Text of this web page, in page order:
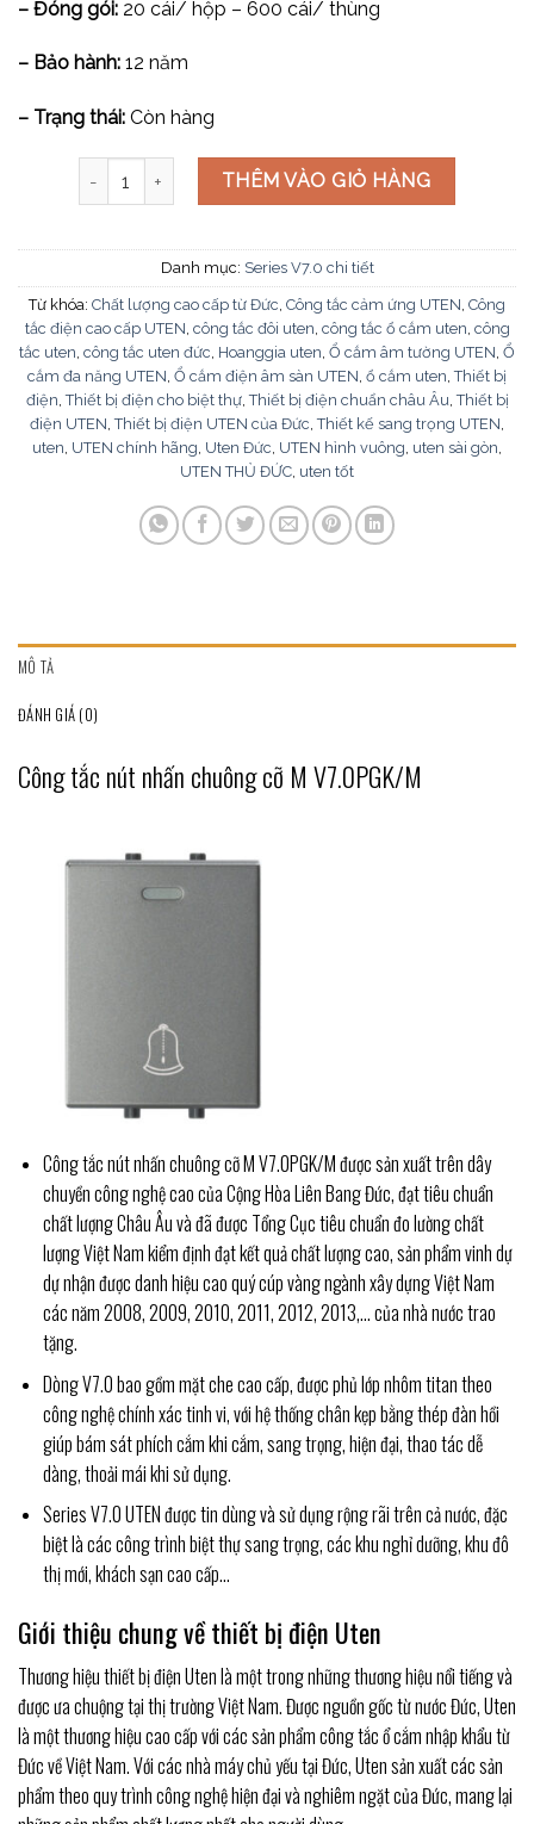
– Đóng gói: 20 cái/ hộp – 600 cái/ thùng
– Bảo hành: 12 năm
– Trạng thái: Còn hàng
Công tắc nút nhấn chuông cỡ M V7.0PGK/M số lượng
THÊM VÀO GIỎ HÀNG
Danh mục: Series V7.0 chi tiết
Từ khóa: Chất lượng cao cấp từ Đức Công tắc cảm ứng UTEN Công
tắc điện cao cấp UTEN công tắc đôi uten công tắc ổ cắm uten công
tắc uten công tắc uten đức Hoanggia uten Ổ cắm âm tường UTEN Ổ
cắm đa năng UTEN Ổ cắm điện âm sàn UTEN ổ cắm uten ,Thiết bị
điện ,Thiết bị điện cho biệt thự,Thiết bị điện chuẩn châu Âu ,Thiết bị
điện UTEN ,Thiết bị điện UTEN của Đức ,Thiết kế sang trọng UTEN
uten UTEN chính hãng Uten Đức UTEN hình vuông uten sài gòn
UTEN THỦ ĐỨC uten tốt
MÔ TẢ
ĐÁNH GIÁ (0)
Công tắc nút nhấn chuông cỡ M V7.0PGK/M
Công tắc nút nhấn chuông cỡ M V7.0PGK/M được sản xuất trên dây
chuyền công nghệ cao của Cộng Hòa Liên Bang Đức, đạt tiêu chuẩn
chất lượng Châu Âu và đã được Tổng Cục tiêu chuẩn đo lường chất
lượng Việt Nam kiểm định đạt kết quả chất lượng cao, sản phẩm vinh dự
dự nhận được danh hiệu cao quý cúp vàng ngành xây dựng Việt Nam
các năm 2008, 2009, 2010, 2011, 2012, 2013,… của nhà nước trao
tặng.
Dòng V7.0 bao gồmmặt che cao cấp, được phủ lớp nhôm titan theo
công nghệ chính xác tinh vi, với hệ thống chân kẹp bằng thép đàn hồi
giúp bám sát phích cắm khi cắm, sang trọng, hiện đại, thao tác dễ
dàng, thoải mái khi sử dụng.
Series V7.0 UTEN được tin dùng và sử dụng rộng rãi trên cả nước, đặc
biệt là các công trình biệt thự sang trọng, các khu nghỉ dưỡng, khu đô
thị mới, khách sạn cao cấp…
Giới thiệu chung về thiết bị điện Uten
Thương hiệu thiết bị điện Uten là một trong những thương hiệu nổi tiếng và
được ưa chuộng tại thị trường Việt Nam. Được nguồn gốc từ nước Đức, Uten
là một thương hiệu cao cấp với các sản phẩm công tắc ổ cắm nhập khẩu từ
Đức về Việt Nam. Với các nhà máy chủ yếu tại Đức, Uten sản xuất các sản
phẩm theo quy trình công nghệ hiện đại và nghiêm ngặt của Đức, mang lại